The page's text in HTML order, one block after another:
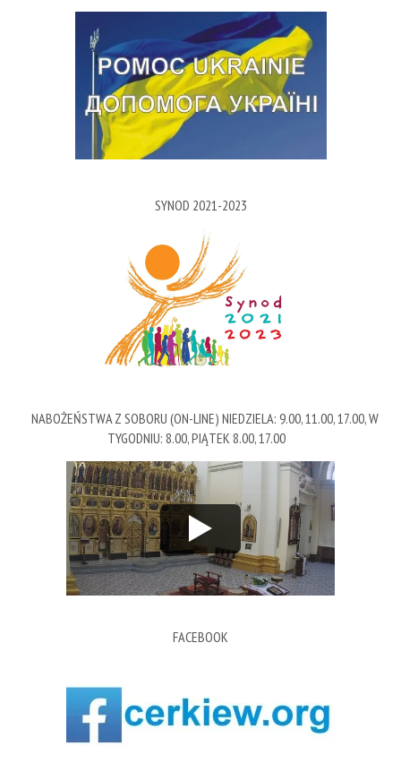
SYNOD 2021-2023
NABOŻEŃSTWA Z SOBORU (ON-LINE) NIEDZIELA: 9.00, 11.00, 17.00, W
TYGODNIU: 8.00, PIĄTEK 8.00, 17.00
FACEBOOK